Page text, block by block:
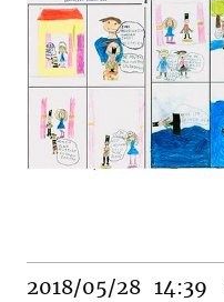
2018/05/28 14:39